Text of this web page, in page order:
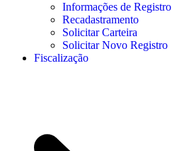
Informações de Registro
Recadastramento
Solicitar Carteira
Solicitar Novo Registro
Fiscalização